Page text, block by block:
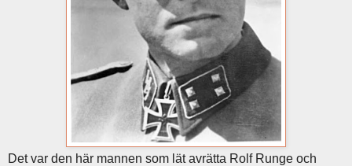
Det var den här mannen som lät avrätta Rolf Runge och